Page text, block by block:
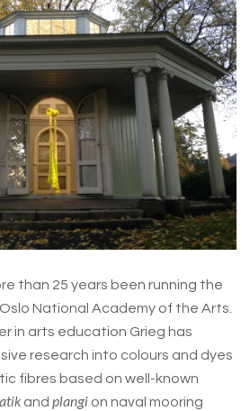
than 25 years been running the
National Academy of the Arts.
in arts education Grieg has
research into colours and dyes
fibres based on well-known
and plangi on naval mooring